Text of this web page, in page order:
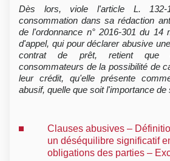
Dès lors, viole l'article L.
consommation dans sa rédaction
de l'ordonnance n° 2016-301 du 14
d'appel, qui pour déclarer abusive
contrat de prêt, retient que
consommateurs de la possibilité de
leur crédit, qu'elle présente
abusif, quelle que soit l'importance de
Clauses abusives –
un déséquilibre significatif
obligations des parties –